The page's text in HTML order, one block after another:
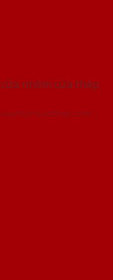
nhôm cửa thép
|